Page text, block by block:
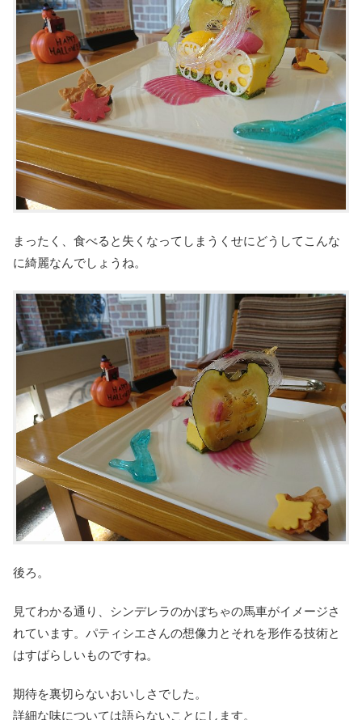
まったく、食べると失くなってしまうくせにどうしてこんな
に綺麗なんでしょうね。
後ろ。
見てわかる通り、シンデレラのかぼちゃの馬車がイメージさ
れています。パティシエさんの想像力とそれを形作る技術と
はすばらしいものですね。
期待を裏切らないおいしさでした。
詳細な味については語らないことにします。